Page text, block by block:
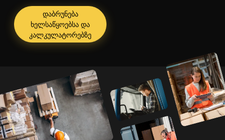
დაბრუნება
ხელსაწყოებსა და
კალკულატორებზე